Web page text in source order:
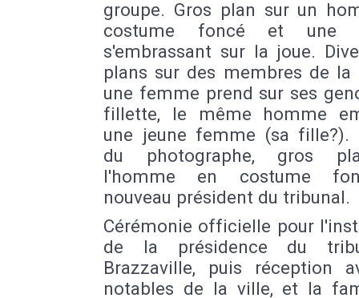
groupe. Gros plan sur un
costume foncé et une
s'embrassant sur la joue.
plans sur des membres de la
une femme prend sur ses
fillette, le même homme
une jeune femme (sa fille?).
du photographe, gros
l'homme en costume
nouveau président du tribunal.
Cérémonie officielle pour
de la présidence du
Brazzaville, puis réception
notables de la ville, et la